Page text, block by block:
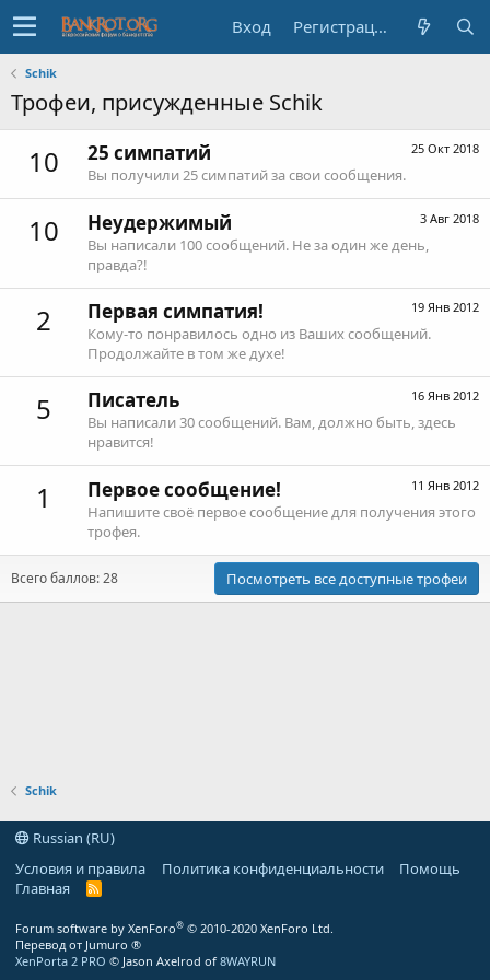
Вход Регистрация
Schik
Трофеи, присужденные Schik
10 25 Окт 2018
25 симпатий
Вы получили 25 симпатий за свои сообщения.
10 3 Авг 2018
Неудержимый
Вы написали 100 сообщений. Не за один же день,
правда?!
2 19 Янв 2012
Первая симпатия!
Кому-то понравилось одно из Ваших сообщений.
Продолжайте в том же духе!
5 16 Янв 2012
Писатель
Вы написали 30 сообщений. Вам, должно быть, здесь
нравится!
1 11 Янв 2012
Первое сообщение!
Напишите своё первое сообщение для получения этого
трофея.
Всего баллов: 28 Посмотреть все доступные трофеи
Schik
Russian (RU)
Условия и правила
Политика конфиденциальности
Помощь
Главная
R
Forum software by XenForo® © 2010-2020 XenForo Ltd.
Перевод от Jumuro ®
XenPorta 2 PRO © Jason Axelrod of 8WAYRUN